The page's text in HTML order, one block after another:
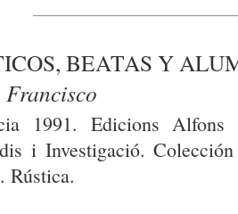
BEATAS Y
Francisco
1991. Edicions
i Investigació.
Rústica.